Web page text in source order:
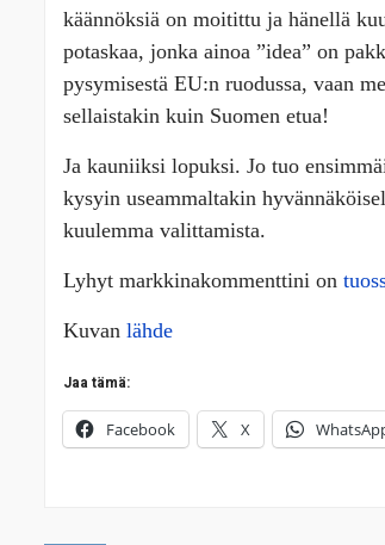
käännöksiä on moitittu ja hänellä
potaskaa, jonka ainoa ”idea” on
pysymisestä EU:n ruodussa, vaan
sellaistakin kuin Suomen etua!
Ja kauniiksi lopuksi. Jo tuo
kysyin useammaltakin
kuulemma valittamista.
Lyhyt markkinakommenttini on
Kuvan lähde
Jaa tämä:
Facebook X